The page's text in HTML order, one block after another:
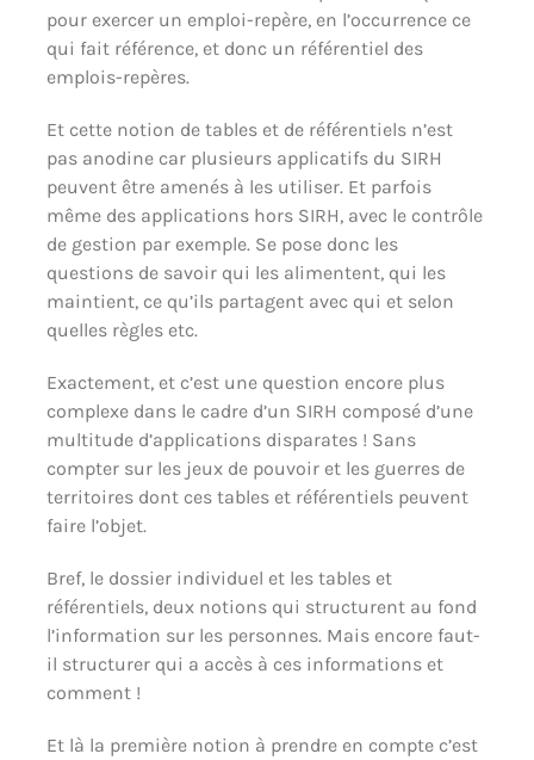
pour exercer un emploi-repère, en l’occurrence ce
qui fait référence, et donc un référentiel des
emplois-repères.
Et cette notion de tables et de référentiels n’est
pas anodine car plusieurs applicatifs du SIRH
peuvent être amenés à les utiliser. Et parfois
même des applications hors SIRH, avec le contrôle
de gestion par exemple. Se pose donc les
questions de savoir qui les alimentent, qui les
maintient, ce qu’ils partagent avec qui et selon
quelles règles etc.
Exactement, et c’est une question encore plus
complexe dans le cadre d’un SIRH composé d’une
multitude d’applications disparates ! Sans
compter sur les jeux de pouvoir et les guerres de
territoires dont ces tables et référentiels peuvent
faire l’objet.
Bref, le dossier individuel et les tables et
référentiels, deux notions qui structurent au fond
l’information sur les personnes. Mais encore faut-
il structurer qui a accès à ces informations et
comment !
Et là la première notion à prendre en compte c’est